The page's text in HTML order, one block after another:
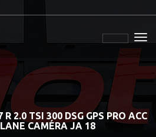
2.0 TSI 300 DSG GPS PRO ACC
CAMÉRA JA 18